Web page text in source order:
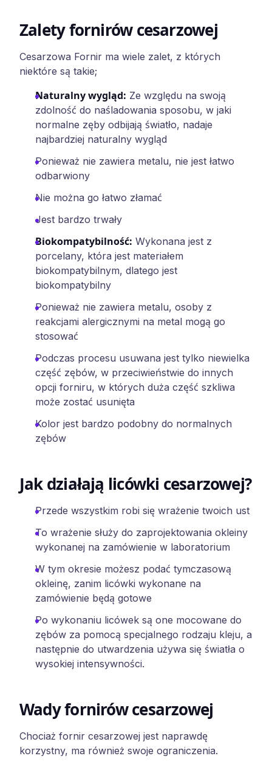
Zalety fornirów cesarzowej
Cesarzowa Fornir ma wiele zalet, z których
niektóre są takie;
Naturalny wygląd: Ze względu na swoją
zdolność do naśladowania sposobu, w jaki
normalne zęby odbijają światło, nadaje
najbardziej naturalny wygląd
Ponieważ nie zawiera metalu, nie jest łatwo
odbarwiony
Nie można go łatwo złamać
Jest bardzo trwały
Biokompatybilność: Wykonana jest z
porcelany, która jest materiałem
biokompatybilnym, dlatego jest
biokompatybilny
Ponieważ nie zawiera metalu, osoby z
reakcjami alergicznymi na metal mogą go
stosować
Podczas procesu usuwana jest tylko niewielka
część zębów, w przeciwieństwie do innych
opcji forniru, w których duża część szkliwa
może zostać usunięta
Kolor jest bardzo podobny do normalnych
zębów
Jak działają licówki cesarzowej?
Przede wszystkim robi się wrażenie twoich ust
To wrażenie służy do zaprojektowania okleiny
wykonanej na zamówienie w laboratorium
W tym okresie możesz podać tymczasową
okleinę, zanim licówki wykonane na
zamówienie będą gotowe
Po wykonaniu licówek są one mocowane do
zębów za pomocą specjalnego rodzaju kleju, a
następnie do utwardzenia używa się światła o
wysokiej intensywności.
Wady fornirów cesarzowej
Chociaż fornir cesarzowej jest naprawdę
korzystny, ma również swoje ograniczenia.